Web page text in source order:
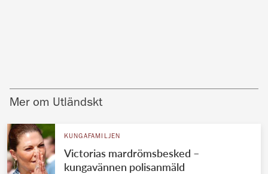
Mer om Utländskt
KUNGAFAMILJEN
Victorias mardrömsbesked –
kungavännen polisanmäld